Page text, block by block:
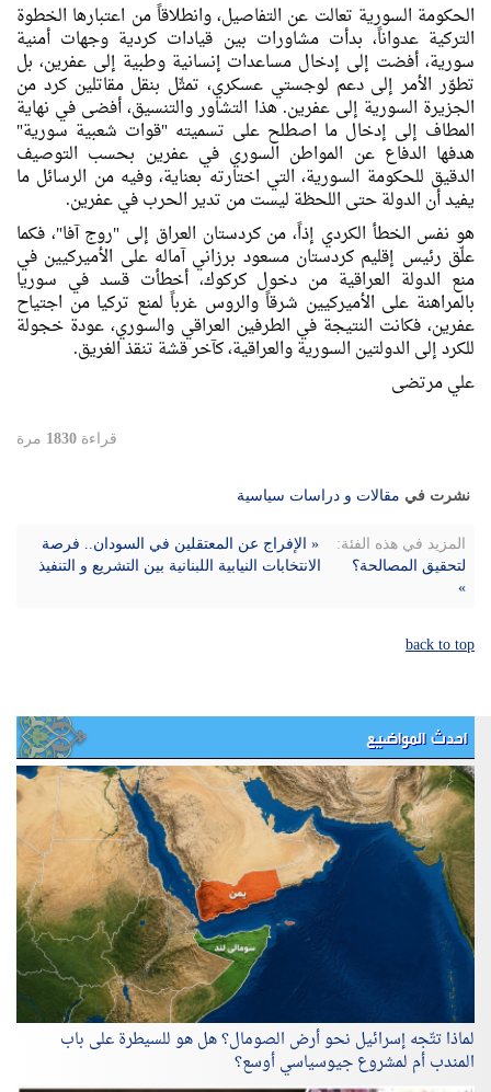
الحكومة السورية تعالت عن التفاصيل، وانطلاقاً من اعتبارها الخطوة
التركية عدواناً، بدأت مشاورات بين قيادات كردية وجهات أمنية
سورية، أفضت إلى إدخال مساعدات إنسانية وطبية إلى عفرين، بل
تطوّر الأمر إلى دعم لوجستي عسكري، تمثّل بنقل مقاتلين كرد من
الجزيرة السورية إلى عفرين. هذا التشاور والتنسيق، أفضى في نهاية
المطاف إلى إدخال ما اصطلح على تسميته "قوات شعبية سورية"
هدفها الدفاع عن المواطن السوري في عفرين بحسب التوصيف
الدقيق للحكومة السورية، التي اختارته بعناية، وفيه من الرسائل ما
يفيد أن الدولة حتى اللحظة ليست من تدير الحرب في عفرين.
هو نفس الخطأ الكردي إذاً، من كردستان العراق إلى "روج آفا"، فكما
علّق رئيس إقليم كردستان مسعود برزاني آماله على الأميركيين في
منع الدولة العراقية من دخول كركوك، أخطأت قسد في سوريا
بالمراهنة على الأميركيين شرقاً والروس غرباً لمنع تركيا من اجتياح
عفرين، فكانت النتيجة في الطرفين العراقي والسوري، عودة خجولة
للكرد إلى الدولتين السورية والعراقية، كآخر قشة تنقذ الغريق.
علي مرتضى
قراءة 1830 مرة
نشرت في مقالات و دراسات سياسية
المزيد في هذه الفئة:
« الإفراج عن المعتقلين في السودان.. فرصة
لتحقيق المصالحة؟
الانتخابات النيابية اللبنانية بين التشريع و التنفيذ
»
back to top
احدث المواضيع
لماذا تتّجه إسرائيل نحو أرض الصومال؟ هل هو للسيطرة على باب
المندب أم لمشروع جيوسياسي أوسع؟